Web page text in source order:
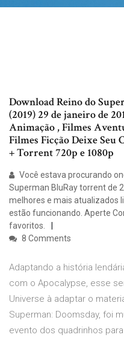
Download Reino do
(2019) 29 de janeiro de
Animação , Filmes
Filmes Ficção Deixe
+ Torrent 720p e 1080p
Você estava procurando
Superman BluRay torrent de
melhores e mais atualizados
estão funcionando. Aperte
favoritos.
8 Comments
Adaptando a história
com o Apocalypse, esse
Universe à adaptar o
Superman: Doomsday, foi
evento dos quadrinhos